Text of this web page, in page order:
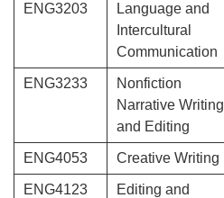
ENG3203
Language and
Intercultural
Communication
ENG3233
Nonfiction
Narrative Writing
and Editing
ENG4053 Creative Writing
ENG4123
Editing and